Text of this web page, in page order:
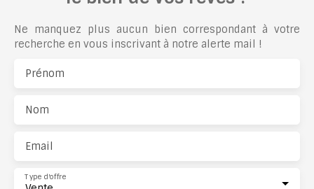
Ne manquez plus aucun bien correspondant à votre
recherche en vous inscrivant à notre alerte mail !
Prénom
Nom
Email
Type d'offre